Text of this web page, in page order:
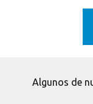
Algunos de